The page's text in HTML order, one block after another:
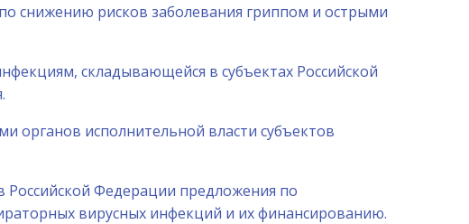
снижению рисков заболевания гриппом и острыми
складывающейся в субъектах Российской
органов исполнительной власти субъектов
Российской Федерации предложения по
вирусных инфекций и их финансированию.